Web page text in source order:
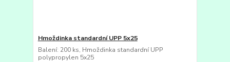
Hmoždinka standardní UPP 5x25
Balení: 200 ks, Hmoždinka standardní UPP
polypropylen 5x25